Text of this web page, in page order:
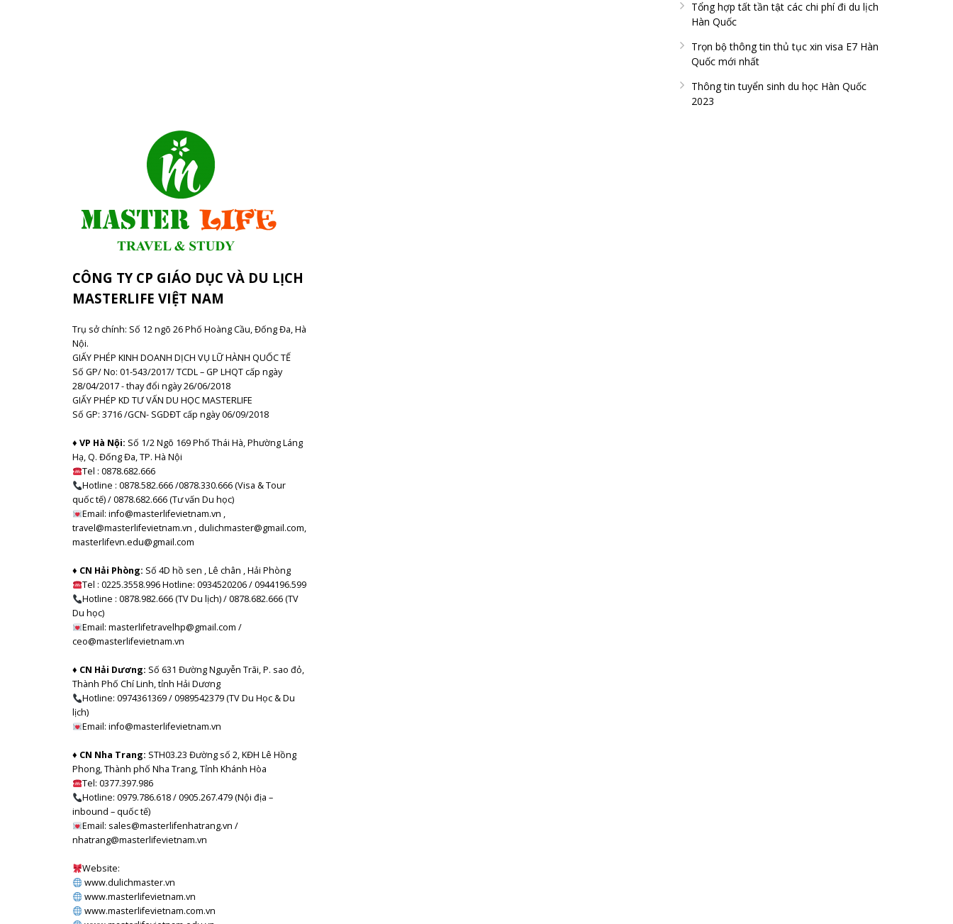
Tổng hợp tất tần tật các chi phí đi du lịch
Hàn Quốc
Trọn bộ thông tin thủ tục xin visa E7 Hàn
Quốc mới nhất
Thông tin tuyển sinh du học Hàn Quốc
2023
CÔNG TY CP GIÁO DỤC VÀ DU LỊCH
MASTERLIFE VIỆT NAM
Trụ sở chính: Số 12 ngõ 26 Phố Hoàng Cầu, Đống Đa, Hà
Nội.
GIẤY PHÉP KINH DOANH DỊCH VỤ LỮ HÀNH QUỐC TẾ
Số GP/ No: 01-543/2017/ TCDL – GP LHQT cấp ngày
28/04/2017 - thay đổi ngày 26/06/2018
GIẤY PHÉP KD TƯ VẤN DU HỌC MASTERLIFE
Số GP: 3716 /GCN- SGDĐT cấp ngày 06/09/2018
♦ VP Hà Nội: Số 1/2 Ngõ 169 Phố Thái Hà, Phường Láng
Hạ, Q. Đống Đa, TP. Hà Nội
Tel :0878.682.666
Hotline : 0878.582.666 /0878.330.666 (Visa & Tour
quốc tế) / 0878.682.666 (Tư vấn Du học)
Email: info@masterlifevietnam.vn ,
travel@masterlifevietnam.vn , dulichmaster@gmail.com,
masterlifevn.edu@gmail.com
♦ CN Hải Phòng: Số 4D hồ sen , Lê chân , Hải Phòng
Tel : 0225.3558.996 Hotline: 0934520206 / 0944196.599
Hotline : 0878.982.666 (TV Du lịch) / 0878.682.666 (TV
Du học)
Email: masterlifetravelhp@gmail.com /
ceo@masterlifevietnam.vn
♦ CN Hải Dương: Số 631 Đường Nguyễn Trãi, P. sao đỏ,
Thành Phố Chí Linh, tỉnh Hải Dương
Hotline: 0974361369 / 0989542379 (TV Du Học & Du
lịch)
Email: info@masterlifevietnam.vn
♦ CN Nha Trang: STH03.23 Đường số 2, KĐH Lê Hồng
Phong, Thành phố Nha Trang, Tỉnh Khánh Hòa
Tel: 0377.397.986
Hotline: 0979.786.618 / 0905.267.479 (Nội địa –
inbound – quốc tế)
Email: sales@masterlifenhatrang.vn /
nhatrang@masterlifevietnam.vn
Website:
www.dulichmaster.vn
www.masterlifevietnam.vn
www.masterlifevietnam.com.vn